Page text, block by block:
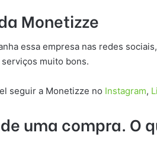
Monetizze
essa empresa nas redes
muito bons.
seguir a Monetizze no Instagram,
uma compra. O